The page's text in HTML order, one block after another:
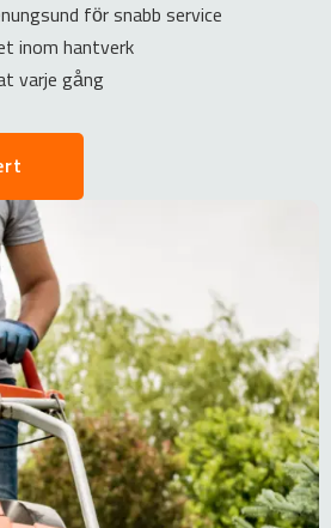
för snabb service
inom hantverk
varje gång